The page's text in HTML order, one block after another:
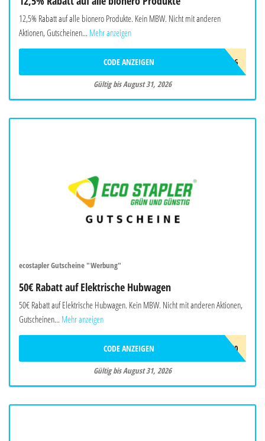
12,5% Rabatt auf alle bionero Produkte. Kein MBW. Nicht mit anderen
Aktionen, Gutscheinen... Mehr anzeigen
BIONERO26
CODE ANZEIGEN
Gültig bis August 31, 2026
ecostapler Gutscheine "Werbung"
50€ Rabatt auf Elektrische Hubwagen
50€ Rabatt auf Elektrische Hubwagen. Kein MBW. Nicht mit anderen Aktionen,
Gutscheinen... Mehr anzeigen
EHUB50
CODE ANZEIGEN
Gültig bis August 31, 2026